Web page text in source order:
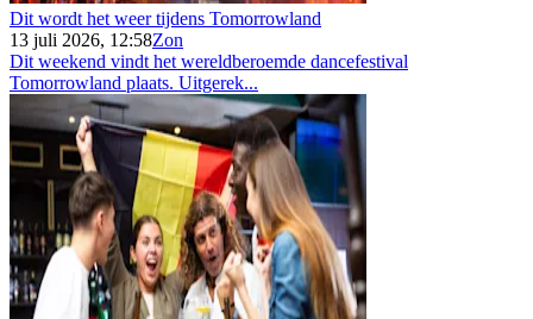
Dit wordt het weer tijdens Tomorrowland
13 juli 2026, 12:58Zon
Dit weekend vindt het wereldberoemde dancefestival
Tomorrowland plaats. Uitgerek...